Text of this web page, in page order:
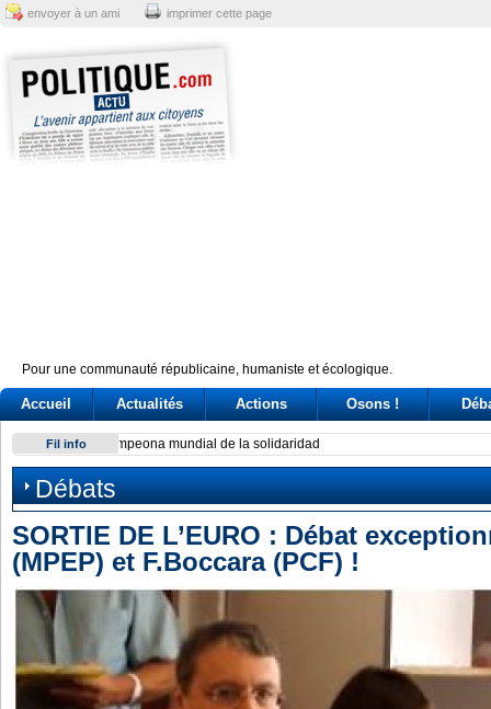
envoyer à un ami imprimer cette page
Pour une communauté républicaine, humaniste et écologique.
Accueil Actualités Actions Osons !
Fil info Exodus: West Bank hardships drive out Palestinian
Débats
SORTIE DE L’EURO : Débat
(MPEP) et F.Boccara (PCF) !